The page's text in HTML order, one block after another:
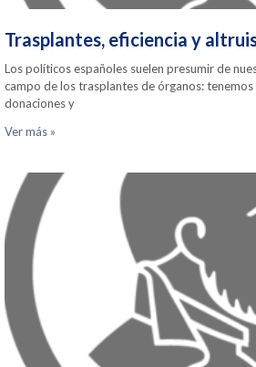
Trasplantes, eficiencia y
Los políticos españoles suelen presumir de
campo de los trasplantes de órganos:
donaciones y
Ver más »